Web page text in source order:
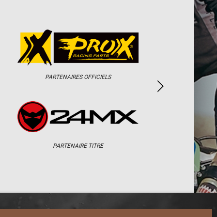
PARTENAIRES OFFICIELS
PARTENAIRE TITRE